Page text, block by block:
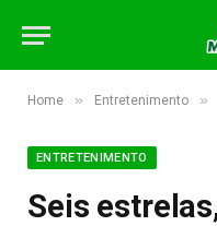
Home » Entretenimento »
ENTRETENIMENTO
Seis